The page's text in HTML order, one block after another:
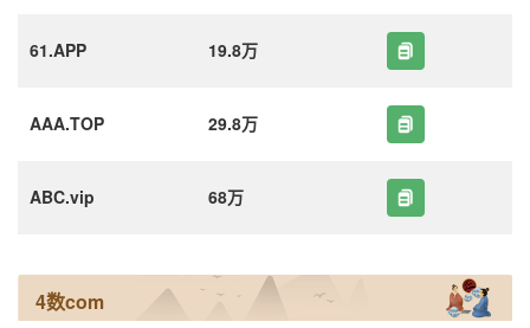
61.APP 19.8万
AAA.TOP 29.8万
ABC.vip 68万
4数com